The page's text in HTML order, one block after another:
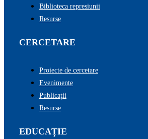
Biblioteca represiunii
Resurse
CERCETARE
Proiecte de cercetare
Evenimente
Publicații
Resurse
EDUCAȚIE